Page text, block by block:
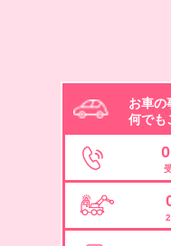
お車の
何でも